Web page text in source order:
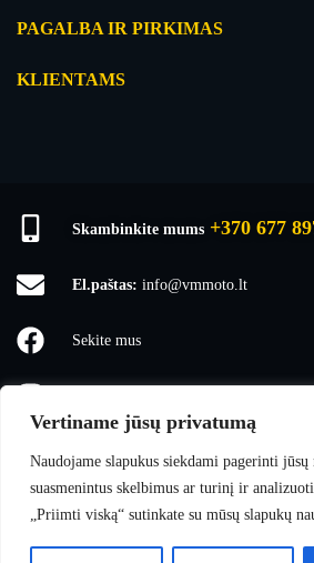
Vertiname jūsų privatumą
Naudojame slapukus siekdami pagerinti
suasmenintus skelbimus ar turinį ir
„Priimti viską“ sutinkate su mūsų slapukų
PAGALBA IR PIRKIMAS
KLIENTAMS
Skambinkite mums +370 677
El.paštas: info@vmmoto.lt
Sekite mus
VMmoto© 2025 Visos teisės saugomos.